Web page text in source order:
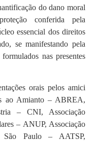
do dano moral
conferida pela
essencial dos direitos
se manifestando pela
nas presentes
orais pelos amici
ao Amianto – ABREA,
– CNI, Associação
– ANUP, Associação
São Paulo – AATSP,